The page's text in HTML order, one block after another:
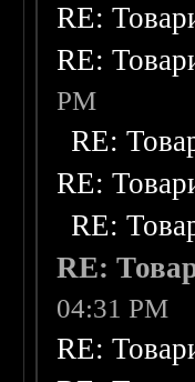
RE:
RE:
PM
RE:
RE:
RE:
RE:
04:31 PM
RE: